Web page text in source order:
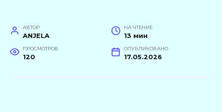
АВТОР
ANJELA
НА ЧТЕНИЕ
13 мин
ПРОСМОТРОВ
120
ОПУБЛИКОВАНО
17.05.2026